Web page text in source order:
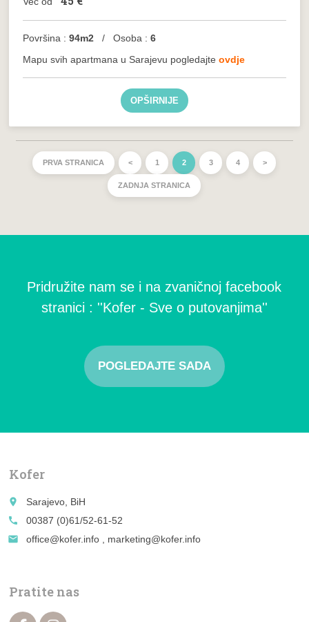
Površina :94m2 / Osoba :6
Mapu svih apartmana u Sarajevu pogledajteovdje
OPŠIRNIJE
PRVA STRANICA < 1 2 3 4 >
ZADNJA STRANICA
Pridružite nam se i na zvaničnoj facebook
stranici : ''Kofer - Sve o putovanjima''
POGLEDAJTE SADA
Kofer
place
Sarajevo, BiH
call
00387 (0)61/52-61-52
email
office@kofer.info , marketing@kofer.info
Pratite nas